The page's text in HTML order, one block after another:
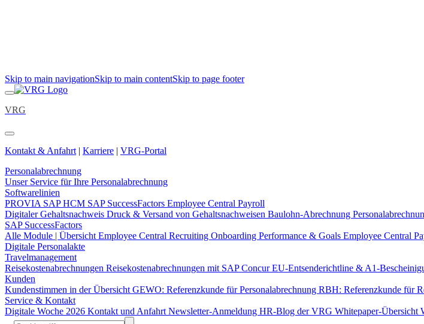
Skip to main navigationSkip to main contentSkip to page footer
VRG
Kontakt & Anfahrt | Karriere | VRG-Portal
Personalabrechnung
Unser Service für Ihre Personalabrechnung
Softwarelinien
PROVIA SAP HCM SAP SuccessFactors Employee Central Payroll
Digitaler Gehaltsnachweis Druck & Versand von Gehaltsnachweisen Baulohn-Abrechnung
SAP SuccessFactors
Alle Module | Übersicht Employee Central Recruiting Onboarding Performance & Goals Employee Central
Digitale Personalakte
Travelmanagement
Reisekostenabrechnungen Reisekostenabrechnungen mit SAP ConcurEU-Entsenderichtline & A1-
Kunden
Kundenstimmen in der Übersicht GEWO: Referenzkunde für Personalabrechnung RBH: Referenzkunde für
Service & Kontakt
Digitale Woche 2026 Kontakt und Anfahrt Newsletter-Anmeldung HR-Blog der VRG Whitepaper-Übersicht